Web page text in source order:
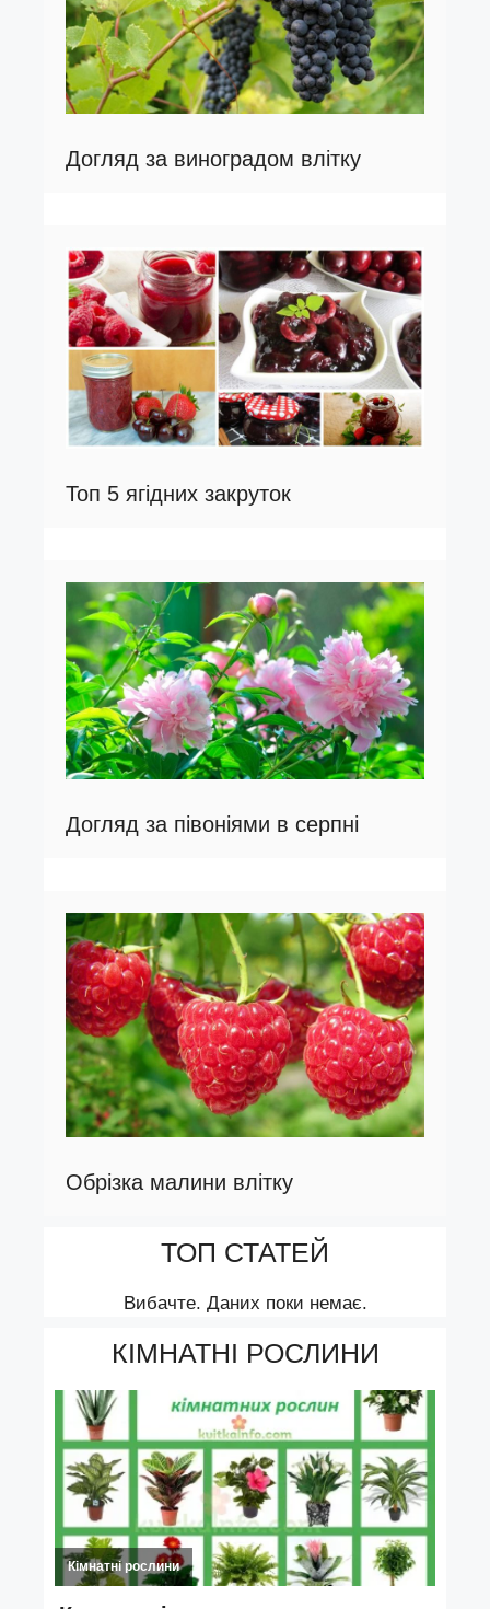
Догляд за виноградом влітку
Топ 5 ягідних закруток
Догляд за півоніями в серпні
Обрізка малини влітку
ТОП СТАТЕЙ
Вибачте. Даних поки немає.
КІМНАТНІ РОСЛИНИ